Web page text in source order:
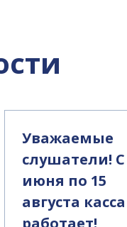
Уважаемые
слушатели! С
июня по 15
августа
работает!